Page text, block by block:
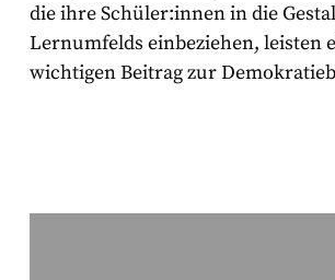
die ihre Schüler:innen in die
Lernumfelds einbeziehen, leisten
wichtigen Beitrag zur